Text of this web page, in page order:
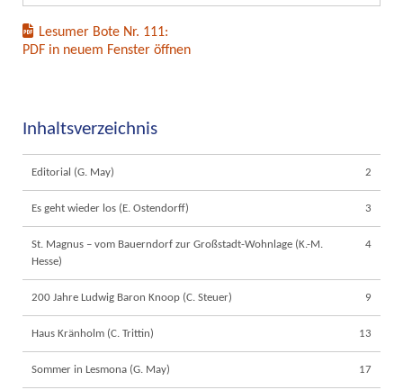
Lesumer Bote Nr. 111:
PDF in neuem Fenster öffnen
Inhaltsverzeichnis
Editorial (G. May) 2
Es geht wieder los (E. Ostendorff) 3
St. Magnus – vom Bauerndorf zur Großstadt-Wohnlage (K.-M.
Hesse)
4
200 Jahre Ludwig Baron Knoop (C. Steuer) 9
Haus Kränholm (C. Trittin) 13
Sommer in Lesmona (G. May) 17